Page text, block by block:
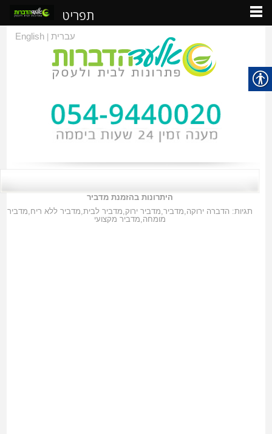
עברית|
English
היתרונות בהזמנת מדביר
תגיות: הדברה ירוקה,מדביר,מדביר ירוק,מדביר לבית,מדביר ללא ריח,מדביר
מומחה,מדביר מקצועי
תפריט